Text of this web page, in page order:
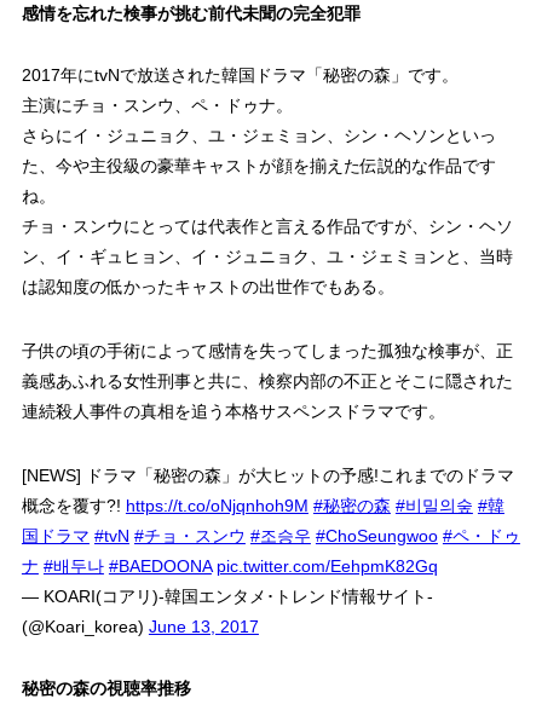
感情を忘れた検事が挑む前代未聞の完全犯罪
2017年にtvNで放送された韓国ドラマ「秘密の森」です。
主演にチョ・スンウ、ペ・ドゥナ。
さらにイ・ジュニョク、ユ・ジェミョン、シン・ヘソンといっ
た、今や主役級の豪華キャストが顔を揃えた伝説的な作品です
ね。
チョ・スンウにとっては代表作と言える作品ですが、シン・ヘソ
ン、イ・ギュヒョン、イ・ジュニョク、ユ・ジェミョンと、当時
は認知度の低かったキャストの出世作でもある。
子供の頃の手術によって感情を失ってしまった孤独な検事が、正
義感あふれる女性刑事と共に、検察内部の不正とそこに隠された
連続殺人事件の真相を追う本格サスペンスドラマです。
[NEWS] ドラマ「秘密の森」が大ヒットの予感!これまでのドラマ
概念を覆す?! https://t.co/oNjqnhoh9M #秘密の森 #비밀의숲 #韓
国ドラマ #tvN #チョ・スンウ #조승우 #ChoSeungwoo #ペ・ドゥ
ナ #배두나 #BAEDOONA pic.twitter.com/EehpmK82Gq
— KOARI(コアリ)-韓国エンタメ･トレンド情報サイト-
(@Koari_korea) June 13, 2017
秘密の森の視聴率推移